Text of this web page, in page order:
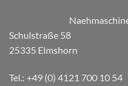
Schulstraße 58
25335 Elmshorn
Tel.: +49 (0) 4121 700 10 54